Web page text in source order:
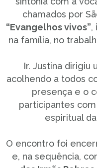
chamados por
“Evangelhos vivos”,
na família, no
Ir. Justina dirigiu
acolhendo a todos
presença e o
participantes
espiritual
O encontro foi
e, na sequência,